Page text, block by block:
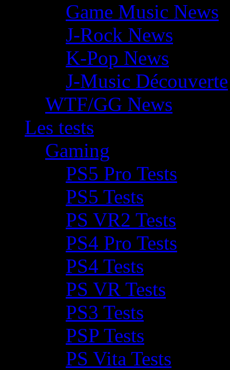
Game Music News
J-Rock News
K-Pop News
J-Music Découverte
WTF/GG News
Les tests
Gaming
PS5 Pro Tests
PS5 Tests
PS VR2 Tests
PS4 Pro Tests
PS4 Tests
PS VR Tests
PS3 Tests
PSP Tests
PS Vita Tests